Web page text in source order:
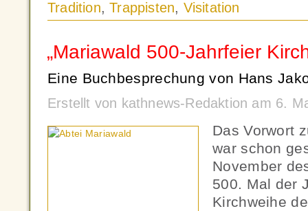
Tradition,Trappisten, Visitation
„Mariawald 500-Jahrfeier
Eine Buchbesprechung von Hans
Erstellt von kathnews-Redaktion am 6.
Das Vorwort
war schon
November
500. Mal der
Kirchweihe